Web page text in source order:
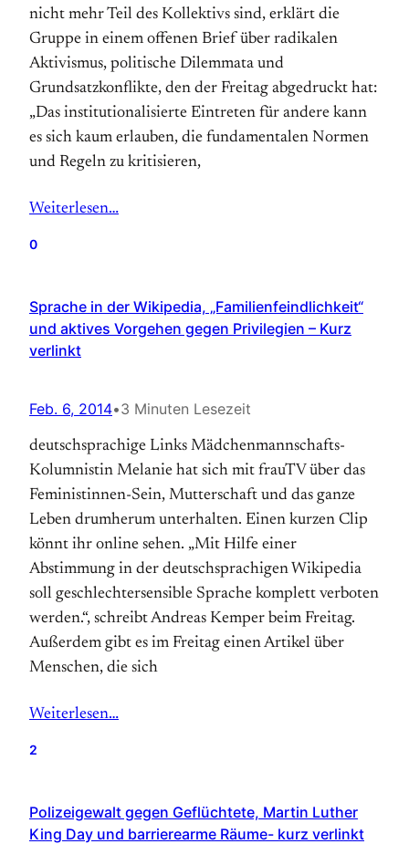
nicht mehr Teil des Kollektivs sind, erklärt die
Gruppe in einem offenen Brief über radikalen
Aktivismus, politische Dilemmata und
Grundsatzkonflikte, den der Freitag abgedruckt hat:
„Das institutionalisierte Eintreten für andere kann
es sich kaum erlauben, die fundamentalen Normen
und Regeln zu kritisieren,
Weiterlesen…
0
Sprache in der Wikipedia, „Familienfeindlichkeit“
und aktives Vorgehen gegen Privilegien – Kurz
verlinkt
Feb. 6, 2014•3 Minuten Lesezeit
deutschsprachige Links Mädchenmannschafts-
Kolumnistin Melanie hat sich mit frauTV über das
Feministinnen-Sein, Mutterschaft und das ganze
Leben drumherum unterhalten. Einen kurzen Clip
könnt ihr online sehen. „Mit Hilfe einer
Abstimmung in der deutschsprachigen Wikipedia
soll geschlechtersensible Sprache komplett verboten
werden.“, schreibt Andreas Kemper beim Freitag.
Außerdem gibt es im Freitag einen Artikel über
Menschen, die sich
Weiterlesen…
2
Polizeigewalt gegen Geflüchtete, Martin Luther
King Day und barrierearme Räume- kurz verlinkt